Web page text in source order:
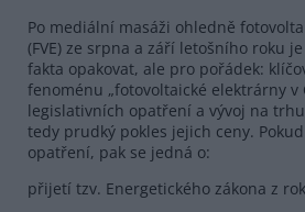
Po mediální masáži ohledně
(FVE) ze srpna a září letošního roku
fakta opakovat, ale pro pořádek:
fenoménu „fotovoltaické elektrárny v
legislativních opatření a vývoj na
tedy prudký pokles jejich ceny.
opatření, pak se jedná o:
přijetí tzv. Energetického zákona z